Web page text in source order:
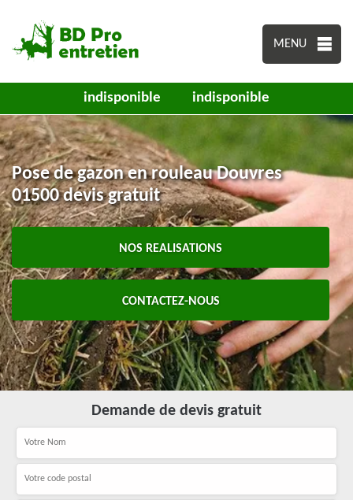
MENU
indisponible indisponible
Pose de gazon en rouleau Douvres
01500 devis gratuit
NOS REALISATIONS
CONTACTEZ-NOUS
Demande de devis gratuit